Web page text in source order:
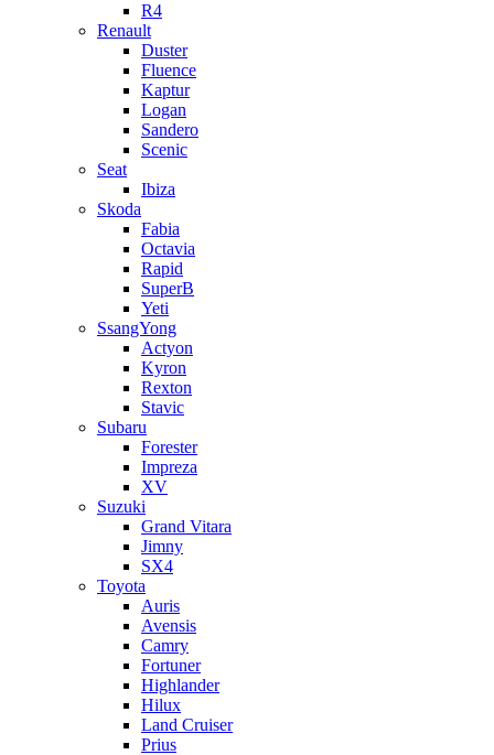
R4
Renault
Duster
Fluence
Kaptur
Logan
Sandero
Scenic
Seat
Ibiza
Skoda
Fabia
Octavia
Rapid
SuperB
Yeti
SsangYong
Actyon
Kyron
Rexton
Stavic
Subaru
Forester
Impreza
XV
Suzuki
Grand Vitara
Jimny
SX4
Toyota
Auris
Avensis
Camry
Fortuner
Highlander
Hilux
Land Cruiser
Prius